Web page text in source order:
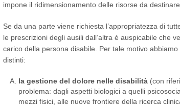
impone il ridimensionamento delle risorse da destinare
Se da una parte viene richiesta l’appropriatezza di
le prescrizioni degli ausili dall’altra é auspicabile che
carico della persona disabile. Per tale motivo
distinti:
la gestione del dolore nelle disabilità (con
problema: dagli aspetti biologici a quelli
mezzi fisici, alle nuove frontiere della ricerca